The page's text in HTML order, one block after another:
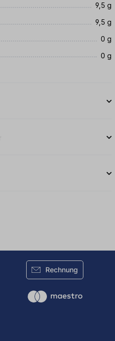
9,5 g
9,5 g
0 g
0 g
Rechnung